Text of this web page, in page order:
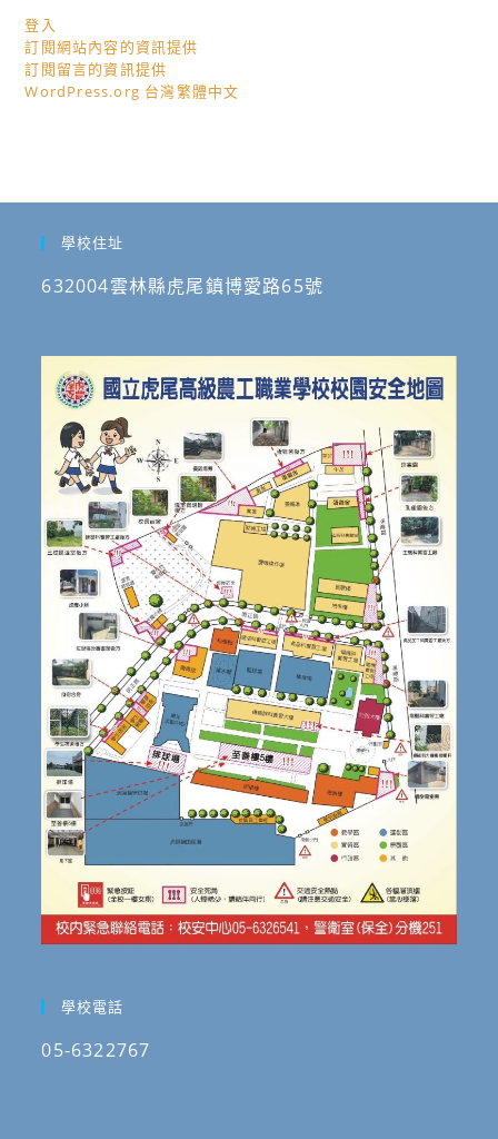
登入
訂閱網站內容的資訊提供
訂閱留言的資訊提供
WordPress.org 台灣繁體中文
學校住址
632004雲林縣虎尾鎮博愛路65號
學校電話
05-6322767